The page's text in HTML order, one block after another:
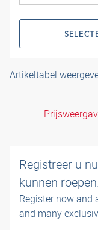
Artikeltabel
Registreer u
kunnen roepen.
Register now and
and many